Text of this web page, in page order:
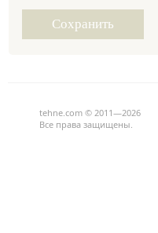
tehne.com © 2011—2026
Все права защищены.